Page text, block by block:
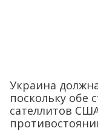
Украина
поскольку обе
сателлитов